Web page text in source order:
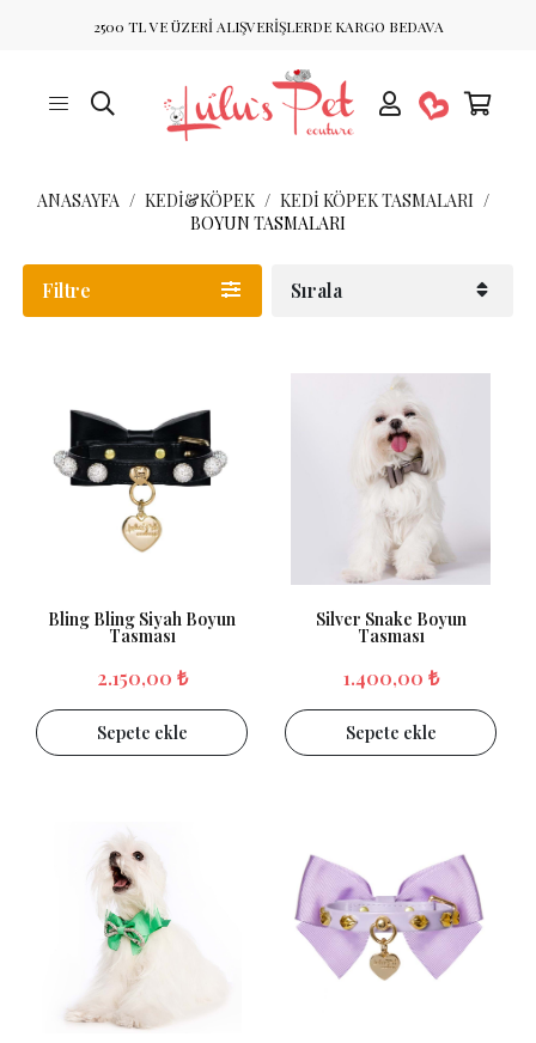
2500 TL VE ÜZERİ ALIŞVERİŞLERDE KARGO BEDAVA
ANASAYFA KEDİ&KÖPEK
KEDI KÖPEK TASMALARI
BOYUN TASMALARI
Filtre Sırala
Bling Bling Siyah Boyun
Tasması
2.150,00 ₺
Sepete ekle
Silver Snake Boyun
Tasması
1.400,00 ₺
Sepete ekle